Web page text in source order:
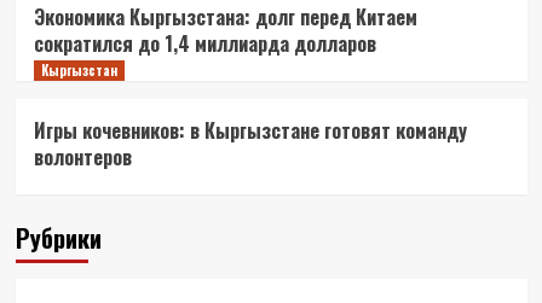
Экономика Кыргызстана: долг перед Китаем
сократился до 1,4 миллиарда долларов
Кыргызстан
Игры кочевников: в Кыргызстане готовят команду
волонтеров
Рубрики